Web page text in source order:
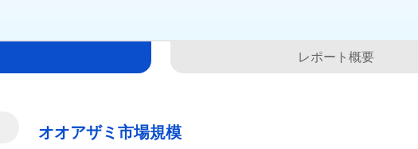
レポート概要
オオアザミ市場規模